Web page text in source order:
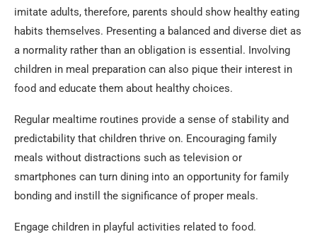
imitate adults, therefore, parents should show healthy eating
habits themselves. Presenting a balanced and diverse diet as
a normality rather than an obligation is essential. Involving
children in meal preparation can also pique their interest in
food and educate them about healthy choices.
Regular mealtime routines provide a sense of stability and
predictability that children thrive on. Encouraging family
meals without distractions such as television or
smartphones can turn dining into an opportunity for family
bonding and instill the significance of proper meals.
Engage children in playful activities related to food.